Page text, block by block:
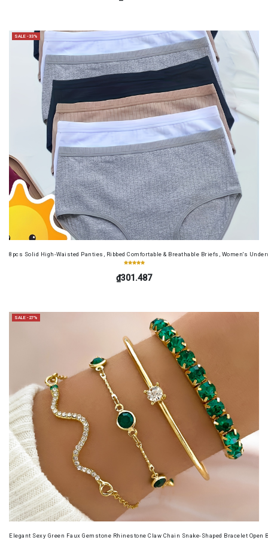
SALE -33%
8pcs Solid High-Waisted Panties, Ribbed Comfortable & Breathable Briefs, Women's
₫301.487
SALE -27%
Elegant Sexy Green Faux Gemstone Rhinestone Claw Chain Snake-Shaped Bracelet Open